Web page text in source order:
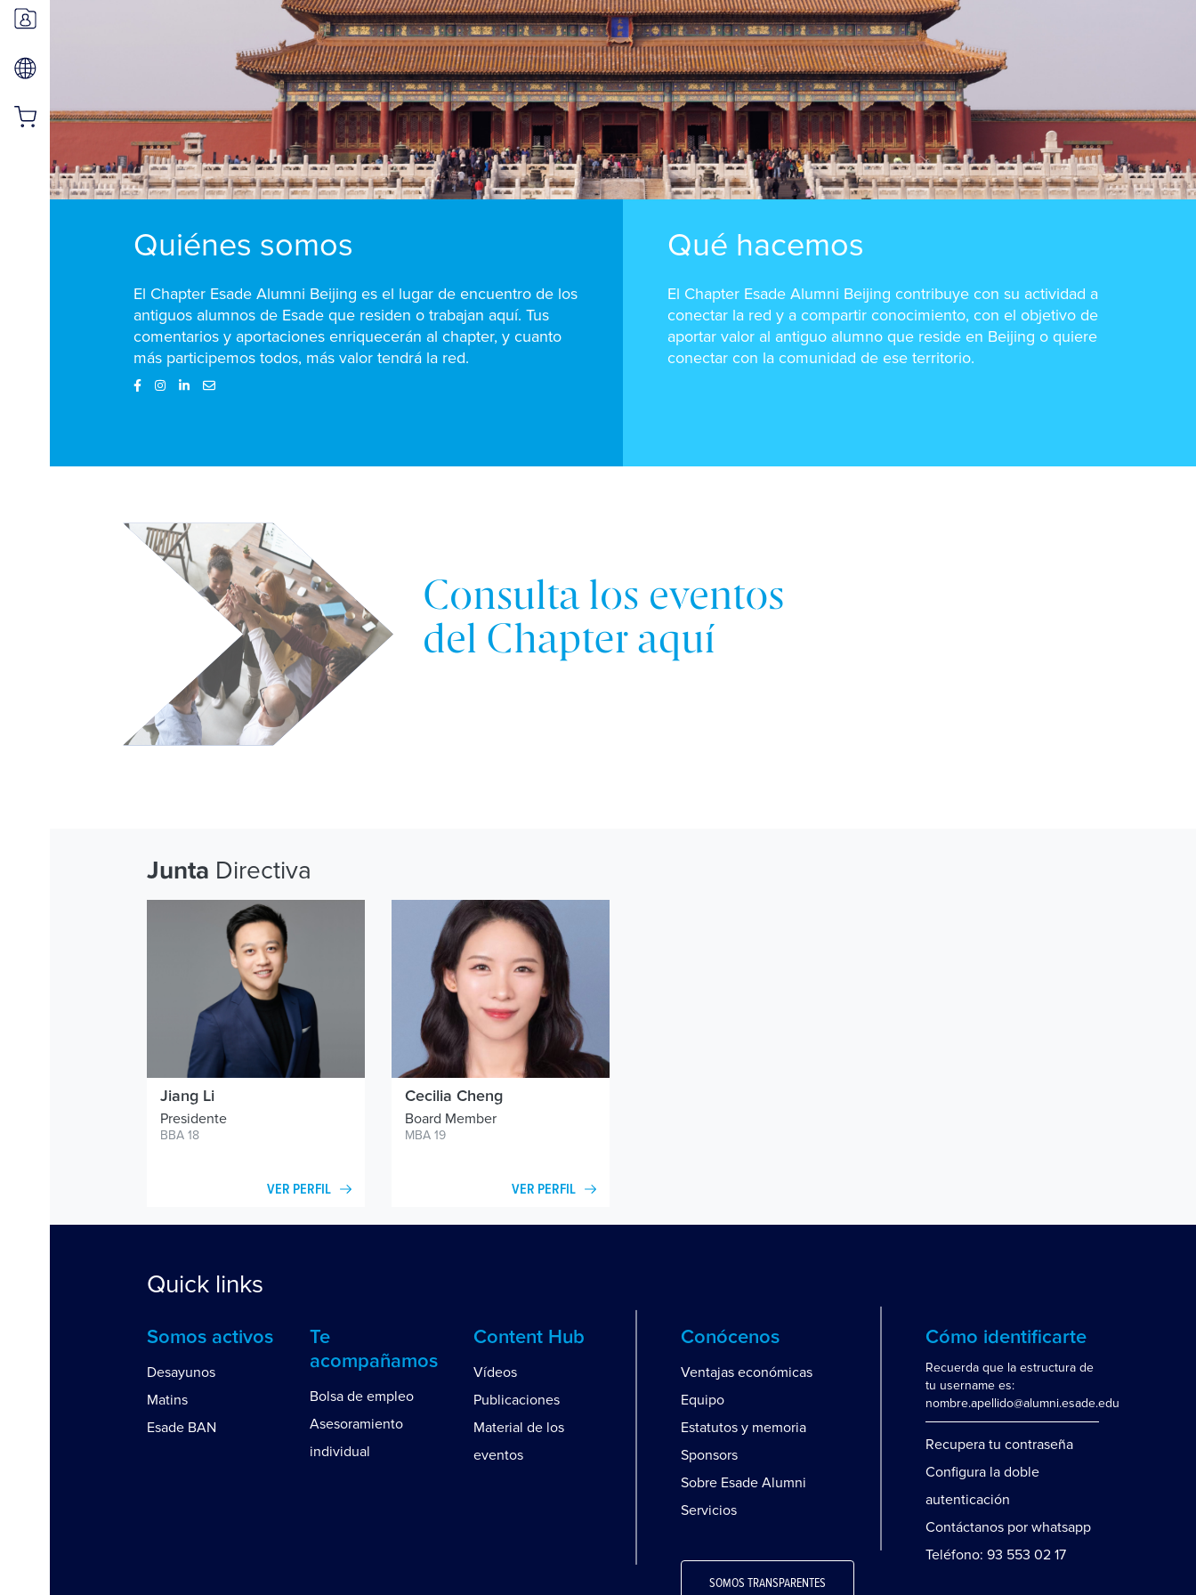
Quiénes somos
El Chapter Esade Alumni Beijing es el lugar de encuentro de los
antiguos alumnos de Esade que residen o trabajan aquí. Tus
comentarios y aportaciones enriquecerán al chapter, y cuanto
más participemos todos, más valor tendrá la red.
Qué hacemos
El Chapter Esade Alumni Beijing contribuye con su actividad a
conectar la red y a compartir conocimiento, con el objetivo de
aportar valor al antiguo alumno que reside en Beijing o quiere
conectar con la comunidad de ese territorio.
Junta Directiva
Jiang Li
Presidente
BBA 18
VER PERFIL
Cecilia Cheng
Board Member
MBA 19
VER PERFIL
Quick links
Somos activos
Desayunos
Matins
Esade BAN
Te
acompañamos
Bolsa de empleo
Asesoramiento
individual
Content Hub
Vídeos
Publicaciones
Material de los
eventos
Conócenos
Ventajas económicas
Equipo
Estatutos y memoria
Sponsors
Sobre Esade Alumni
Servicios
SOMOS TRANSPARENTES
Cómo identificarte
Recuerda que la estructura de
tu username es:
nombre.apellido@alumni.esade.edu
Recupera tu contraseña
Configura la doble
autenticación
Contáctanos por whatsapp
Teléfono: 93 553 02 17